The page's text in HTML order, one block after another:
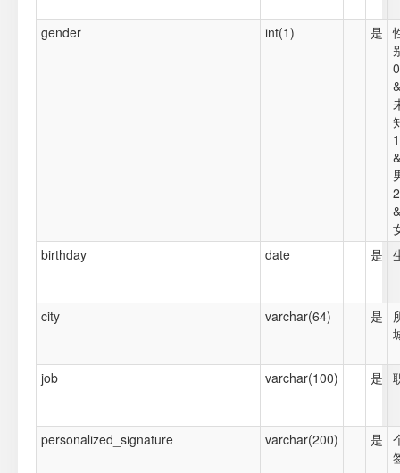
gender int(1) 是
birthday
date 是
city varchar(64) 是
job varchar(100) 是
personalized_signature varchar(200) 是